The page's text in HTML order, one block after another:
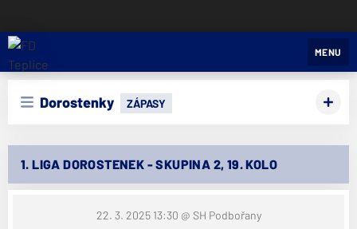
FD Teplice
MENU
Dorostenky ZÁPASY
1. LIGA DOROSTENEK - SKUPINA 2, 19. KOLO
22. 3. 2025 13:30 @ SH Podbořany